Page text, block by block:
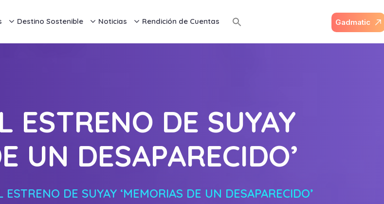
Destino Sostenible Noticias Rendición de Cuentas Gadmatic
ESTRENO DE SUYAY
UN DESAPARECIDO’
DE SUYAY ‘MEMORIAS DE UN DESAPARECIDO’